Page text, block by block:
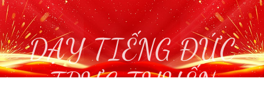
DẠY TIẾNG ĐỨC
TRỰC TUYẾN